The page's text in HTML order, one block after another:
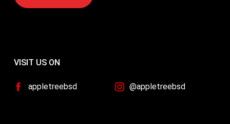
VISIT US ON
appletreebsd @appletreebsd